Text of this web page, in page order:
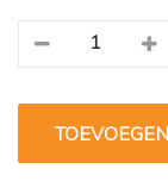
Quantity